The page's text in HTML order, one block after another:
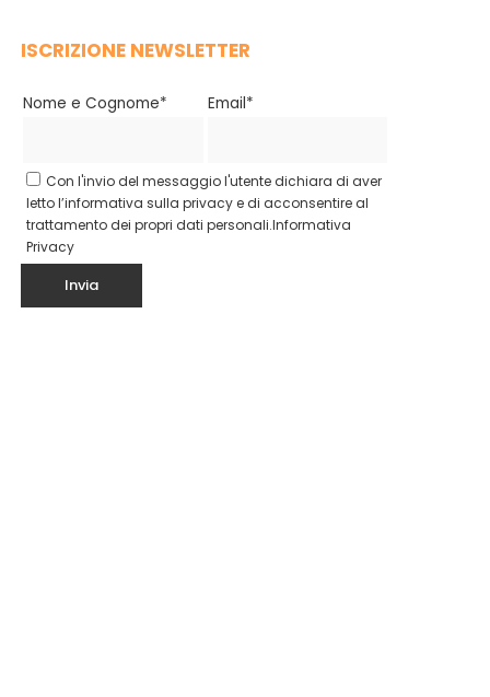
ISCRIZIONE NEWSLETTER
Nome e Cognome* Email*
Con l'invio del messaggio l'utente dichiara di aver
letto l’informativa sulla privacy e di acconsentire al
trattamento dei propri dati personali.Informativa
Privacy